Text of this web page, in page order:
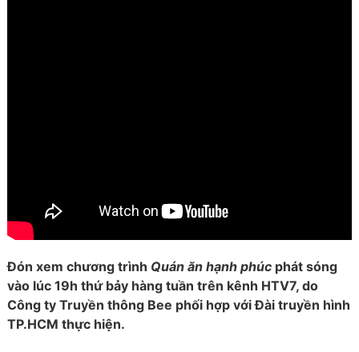
Đón xem chương trình Quán ăn hạnh phúcphát sóng
vào lúc 19h thứ bảy hàng tuần trên kênh HTV7, do
Công ty Truyền thông Bee phối hợp với Đài truyền hình
TP.HCM thực hiện.